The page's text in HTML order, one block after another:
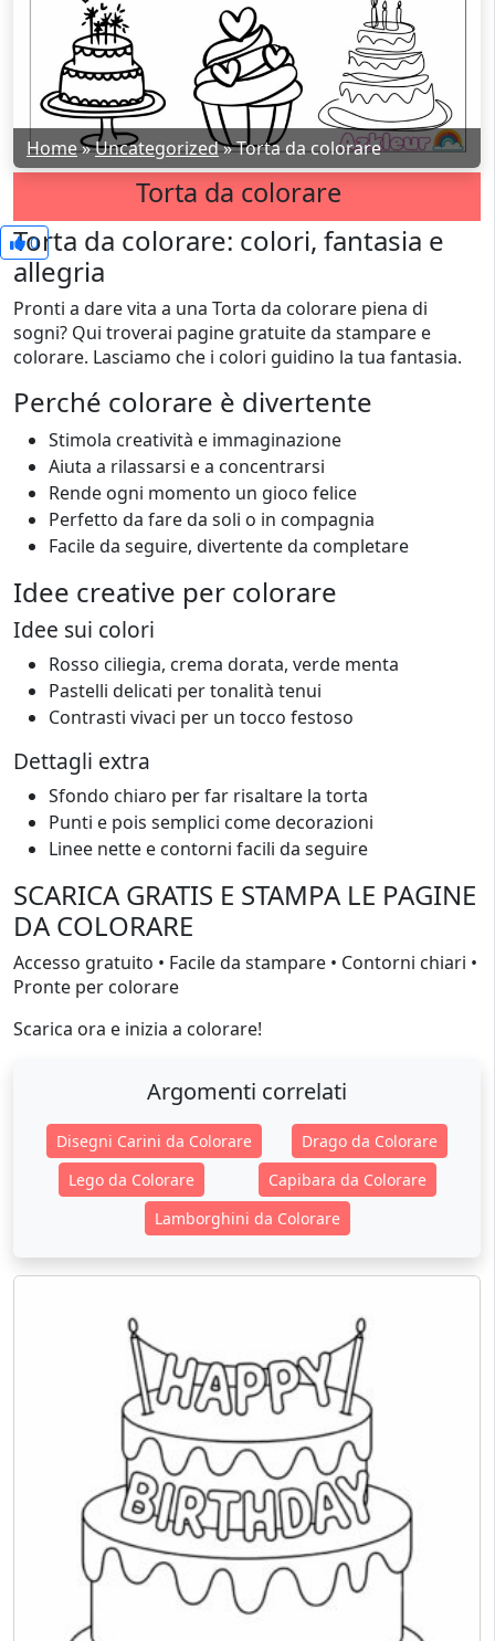
Home»Uncategorized»Torta da colorare
Torta da colorare
0
Torta da colorare: colori, fantasia e
allegria
Pronti a dare vita a una Torta da colorare piena di
sogni? Qui troverai pagine gratuite da stampare e
colorare. Lasciamo che i colori guidino la tua fantasia.
Perché colorare è divertente
Stimola creatività e immaginazione
Aiuta a rilassarsi e a concentrarsi
Rende ogni momento un gioco felice
Perfetto da fare da soli o in compagnia
Facile da seguire, divertente da completare
Idee creative per colorare
Idee sui colori
Rosso ciliegia, crema dorata, verde menta
Pastelli delicati per tonalità tenui
Contrasti vivaci per un tocco festoso
Dettagli extra
Sfondo chiaro per far risaltare la torta
Punti e pois semplici come decorazioni
Linee nette e contorni facili da seguire
SCARICA GRATIS E STAMPA LE PAGINE
DA COLORARE
Accesso gratuito • Facile da stampare • Contorni chiari •
Pronte per colorare
Scarica ora e inizia a colorare!
Argomenti correlati
Disegni Carini da Colorare
Drago da Colorare
Lego da Colorare
Capibara da Colorare
Lamborghini da Colorare